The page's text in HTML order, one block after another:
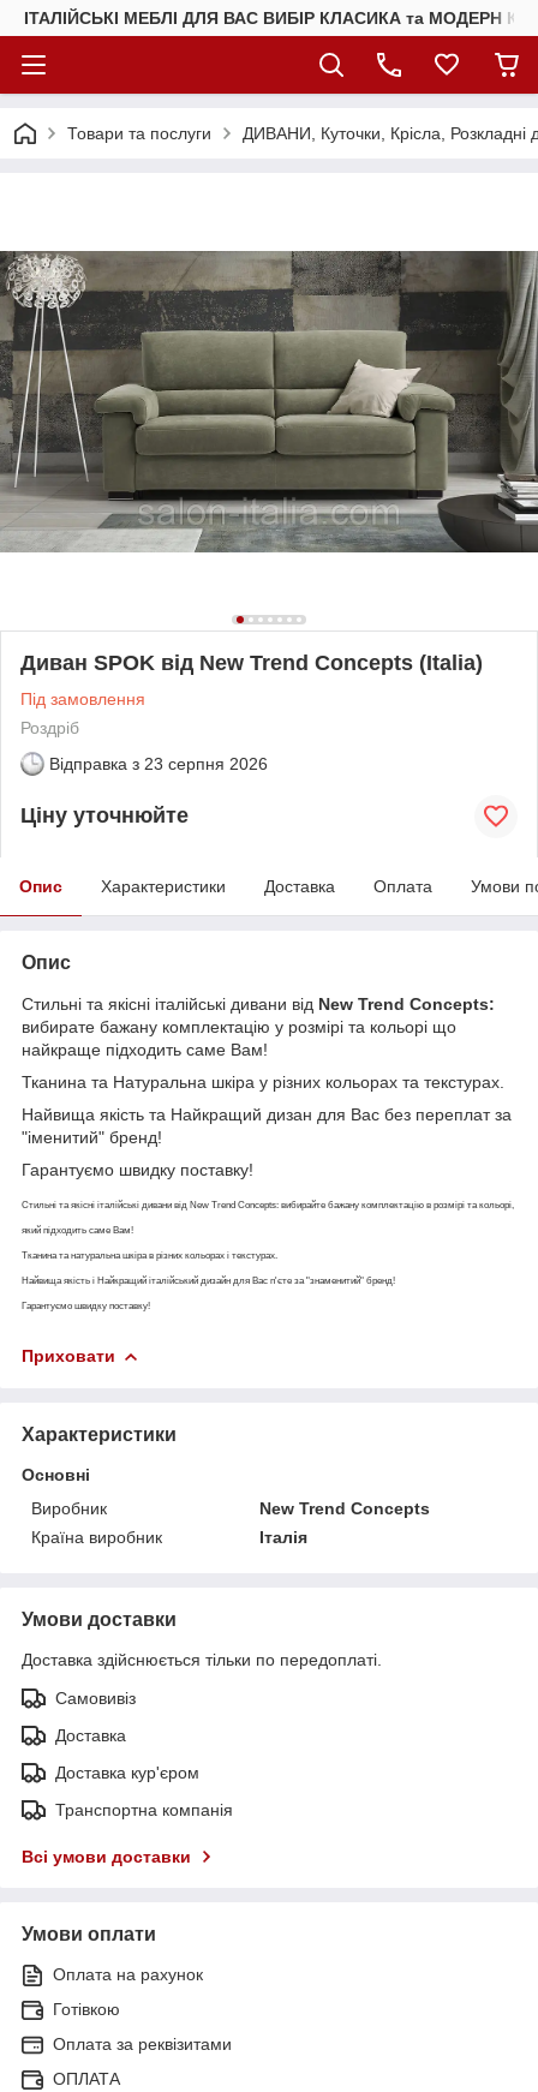
ІТАЛІЙСЬКІ МЕБЛІ ДЛЯ ВАС ВИБІР КЛАСИКА та МОДЕРН
Товари та послуги ДИВАНИ, Куточки, Крісла, Розкладні
Диван SPOK від New Trend Concepts (Italia)
Під замовлення
Роздріб
Відправка з 23 серпня 2026
Ціну уточнюйте
Опис Характеристики Доставка Оплата Умови
Опис
Стильні та якісні італійські дивани від New Trend Concepts:
вибирате бажану комплектацію у розмірі та кольорі що
найкраще підходить саме Вам!
Тканина та Натуральна шкіра у різних кольорах та текстурах.
Найвища якість та Найкращий дизан для Вас без переплат за
"іменитий" бренд!
Гарантуємо швидку поставку!
Стильні та якісні італійські дивани від New Trend Concepts: вибирайте бажану комплектацію в розмірі та кольорі,
який підходить саме Вам!
Тканина та натуральна шкіра в різних кольорах і текстурах.
Найвища якість і Найкращий італійський дизайн для Вас п'єте за "знаменитий" бренд!
Гарантуємо швидку поставку!
Приховати
Характеристики
Основні
Виробник
New Trend Concepts
Країна виробник
Італія
Умови доставки
Доставка здійснюється тільки по передоплаті.
Самовивіз
Доставка
Доставка кур'єром
Транспортна компанія
Всі умови доставки
Умови оплати
Оплата на рахунок
Готівкою
Оплата за реквізитами
ОПЛАТА